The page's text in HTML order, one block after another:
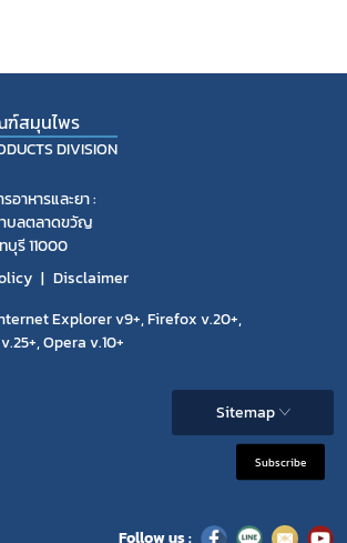
สมุนไพร
DIVISION
าหารและยา :
บลตลาดขวัญ
บุรี 11000
Disclaimer
Explorer v9+, Firefox v.20+,
Opera v.10+
Sitemap
Subscribe